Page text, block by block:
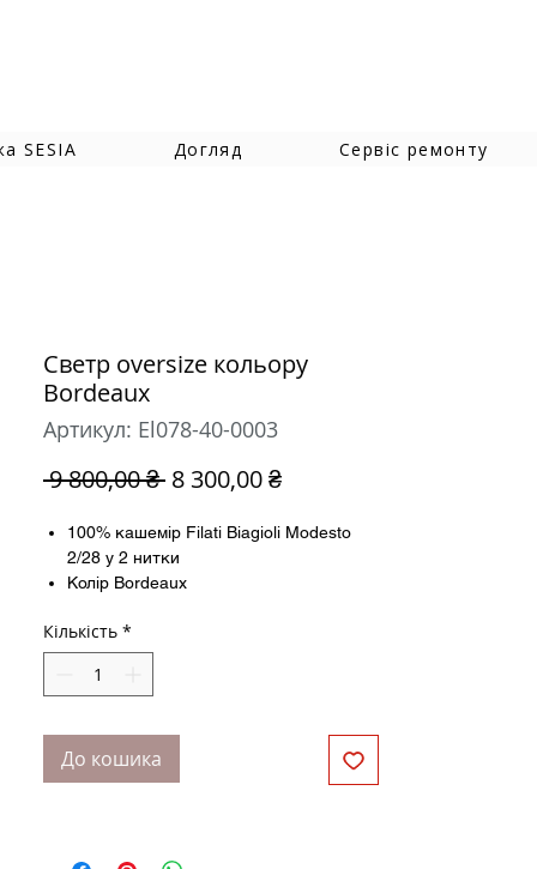
SESIA Догляд Сервіс ремонту
Светр oversize кольору
Bordeaux
Артикул: El078-40-0003
9 800,00 ₴ Звичайна
8 300,00 ₴За
100% кашемір Filati Biagioli Modesto
2/28 у 2 нитки
Колір Bordeaux
Рукав реглан
Розмір універсальний. Ширина 56 см,
довжина виробу 70 см
Зріст моделі 170 см
Кількість *
До кошика